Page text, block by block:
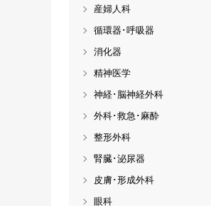
産婦人科
循環器･呼吸器
消化器
精神医学
神経･脳神経外科
外科･救急･麻酔
整形外科
腎臓･泌尿器
皮膚･形成外科
眼科